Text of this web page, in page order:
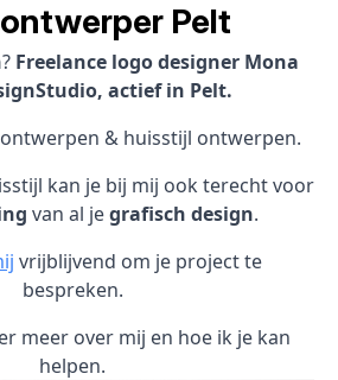
Pelt
? Freelance logo designer Mona
actief in Pelt.
& huisstijl ontwerpen.
kan je bij mij ook terecht voor
van al jegrafisch design.
vrijblijvend om je project te
bespreken.
meer over mij en hoe ik je kan
helpen.